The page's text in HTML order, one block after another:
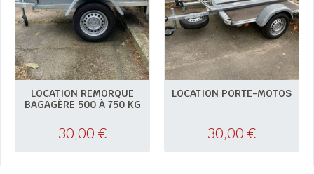
LOCATION REMORQUE
BAGAGÈRE 500 À 750 KG
30,00 €
LOCATION PORTE-MOTOS
30,00 €